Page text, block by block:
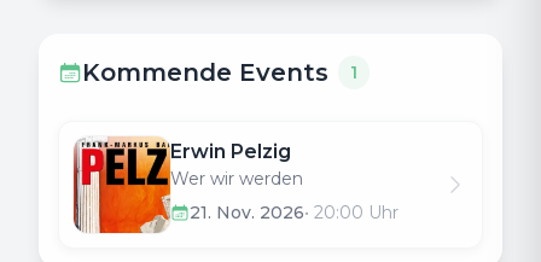
Kommende Events 1
Erwin Pelzig
Wer wir werden
21. Nov. 2026• 20:00 Uhr